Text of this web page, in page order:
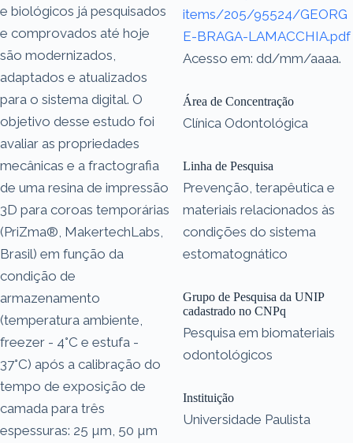
e biológicos já pesquisados
e comprovados até hoje
são modernizados,
adaptados e atualizados
para o sistema digital. O
objetivo desse estudo foi
avaliar as propriedades
mecânicas e a fractografia
de uma resina de impressão
3D para coroas temporárias
(PriZma®, MakertechLabs,
Brasil) em função da
condição de
armazenamento
(temperatura ambiente,
freezer - 4°C e estufa -
37°C) após a calibração do
tempo de exposição de
camada para três
espessuras: 25 µm, 50 µm
items/205/95524/GEORG
E-BRAGA-LAMACCHIA.pdf
Acesso em: dd/mm/aaaa.
Área de Concentração
Clínica Odontológica
Linha de Pesquisa
Prevenção, terapêutica e
materiais relacionados às
condições do sistema
estomatognático
Grupo de Pesquisa da UNIP
cadastrado no CNPq
Pesquisa em biomateriais
odontológicos
Instituição
Universidade Paulista